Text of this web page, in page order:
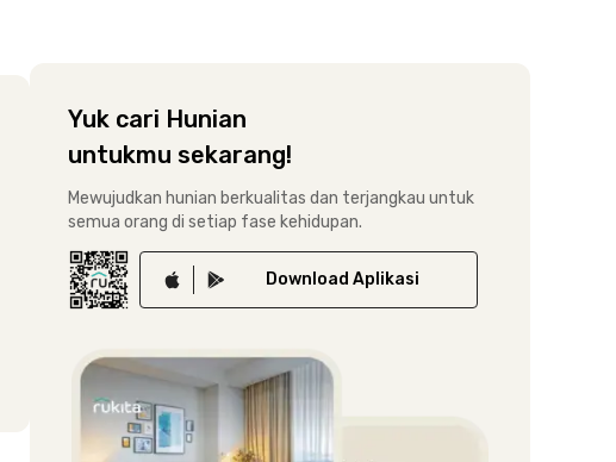
Yuk cari Hunian
untukmu sekarang!
Mewujudkan hunian berkualitas dan terjangkau untuk
semua orang di setiap fase kehidupan.
Download Aplikasi